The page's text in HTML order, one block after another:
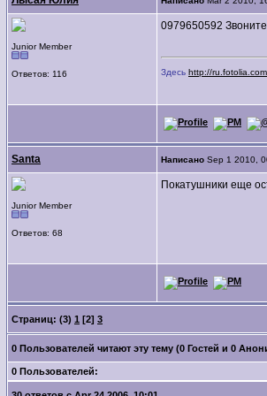
Junior Member
Ответов: 116
0979650592
Здесь http://
Santa Написано Sep 1 2010,
Junior Member
Ответов: 68
Покатушники еще
Страниц: (3) 1 [2] 3
0 Пользователей читают эту тему (0 Гостей и 0
0 Пользователей: